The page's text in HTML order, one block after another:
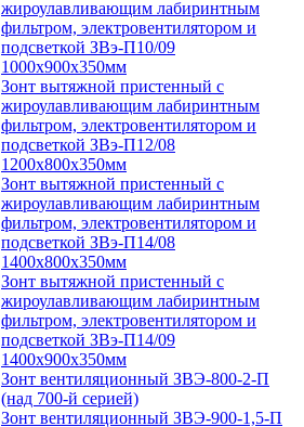
жироулавливающим лабиринтным
фильтром, электровентилятором и
подсветкой ЗВэ-П10/09
1000х900х350мм
Зонт вытяжной пристенный с
жироулавливающим лабиринтным
фильтром, электровентилятором и
подсветкой ЗВэ-П12/08
1200х800х350мм
Зонт вытяжной пристенный с
жироулавливающим лабиринтным
фильтром, электровентилятором и
подсветкой ЗВэ-П14/08
1400х800х350мм
Зонт вытяжной пристенный с
жироулавливающим лабиринтным
фильтром, электровентилятором и
подсветкой ЗВэ-П14/09
1400х900х350мм
Зонт вентиляционный ЗВЭ-800-2-П
(над 700-й серией)
Зонт вентиляционный ЗВЭ-900-1,5-П